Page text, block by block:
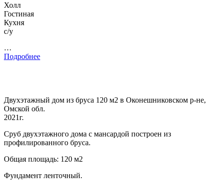
Холл
Гостиная
Кухня
с/у
…
Подробнее
Двухэтажный дом из бруса 120 м2 в Оконешниковском р-не,
Омской обл.
2021г.
Сруб двухэтажного дома с мансардой построен из
профилированного бруса.
Общая площадь: 120 м2
Фундамент ленточный.